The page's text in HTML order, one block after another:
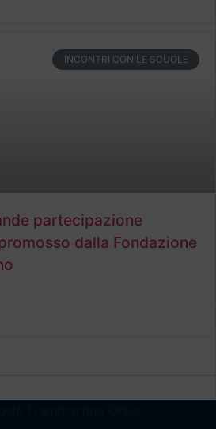
INCONTRI CON LE SCUOLE
partecipazione
dalla Fondazione